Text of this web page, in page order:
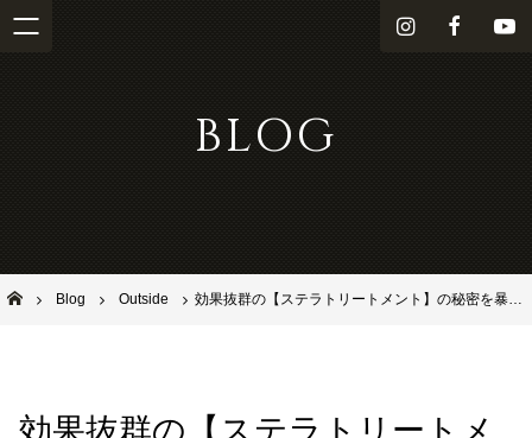
i
m
Y
BLOG
池田市石橋の美容室ならヘアサロンSolana（ソラーナ）
Blog Outside 効果抜群の【ステラトリートメント】の秘密を暴露！
効果抜群の【ステラトリートメ